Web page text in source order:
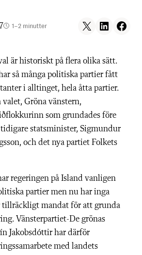
1–2 minutter Share on X Share on LinkedIn
Share on
är historiskt på flera olika sätt.
så många politiska partier fått
i alltinget, hela åtta partier.
Gröna vänstern,
som grundades före
statsminister, Sigmundur
och det nya partiet Folkets
regeringen på Island vanligen
partier men nu har inga
tillräckligt mandat för att grunda
Vänsterpartiet-De grönas
Jakobsdóttir har därför
med landets